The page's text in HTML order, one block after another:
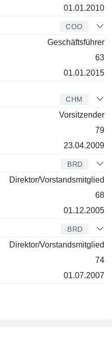
01.01.2010
COO
Geschäftsführer
63
01.01.2015
CHM
Vorsitzender
79
23.04.2009
BRD
Direktor/Vorstandsmitglied
68
01.12.2005
BRD
Direktor/Vorstandsmitglied
74
01.07.2007